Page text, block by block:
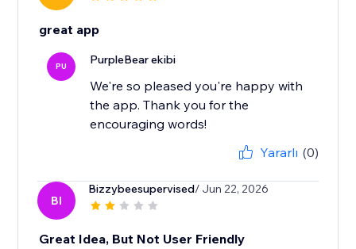
great app
PU PurpleBear ekibi
We're so pleased you're happy with
the app. Thank you for the
encouraging words!
Yararlı (0)
BI
Bizzybeesupervised/ Jun 22, 2026
Great Idea, But Not User Friendly